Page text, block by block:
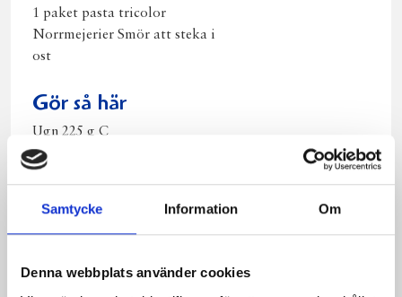
Samtycke Information Om
Denna webbplats använder cookies
1 paket pasta tricolor
Norrmejerier Smör att steka i
ost
Gör så här
Ugn 225 g C
Koka pastan enlig anvisning.
Rensa kycklingen och skär i lagom matbitar.
Koka upp 3 dl vatten, lägg i buljongtärningen, tillsätt
3 dl grädde och 3 msk curry, koka upp.
häll över curryblandningen och strö över ost, gratinera